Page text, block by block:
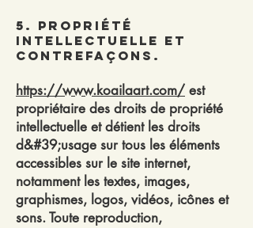
5. Propriété
intellectuelle et
contrefaçons.
https://www.koailaart.com/ est
propriétaire des droits de propriété
intellectuelle et détient les droits
d&#39;usage sur tous les éléments
accessibles sur le site internet,
notamment les textes, images,
graphismes, logos, vidéos, icônes et
sons. Toute reproduction,